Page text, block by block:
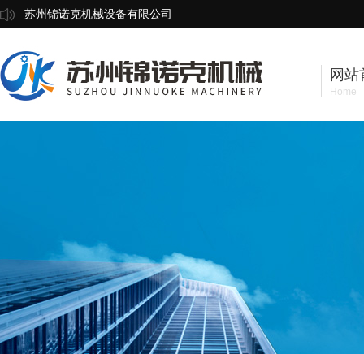
苏州锦诺克机械设备有限公司
网站
Home